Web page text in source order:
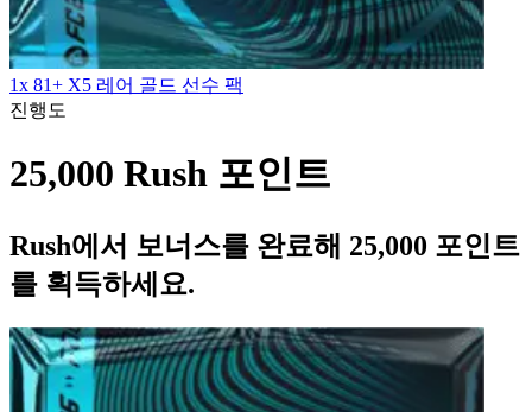
1x 81+ X5 레어 골드 선수 팩
진행도
25,000 Rush 포인트
Rush에서 보너스를 완료해 25,000 포인트
를 획득하세요.